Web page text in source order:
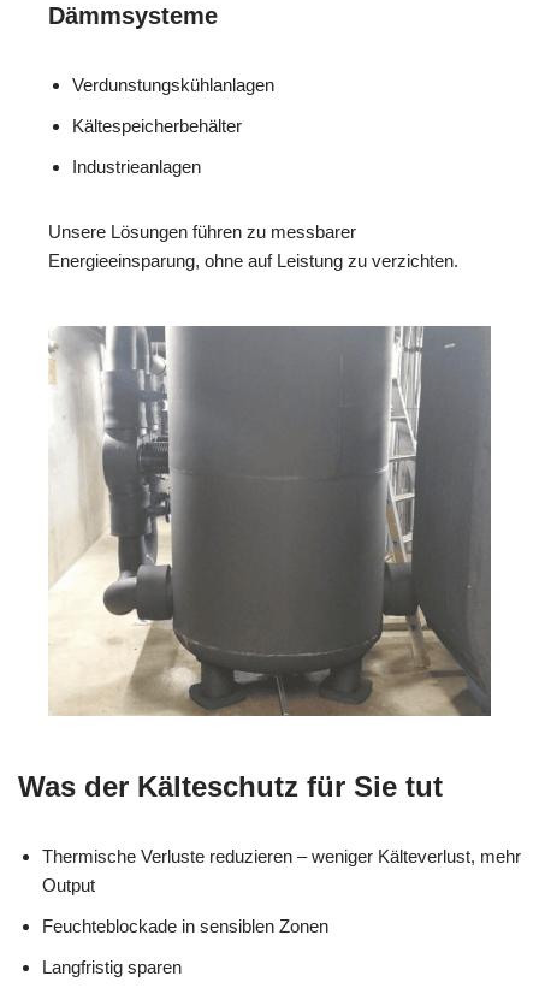
Dämmsysteme
Verdunstungskühlanlagen
Kältespeicherbehälter
Industrieanlagen
Unsere Lösungen führen zu messbarer
Energieeinsparung, ohne auf Leistung zu verzichten.
Was der Kälteschutz für Sie tut
Thermische Verluste reduzieren – weniger Kälteverlust, mehr
Output
Feuchteblockade in sensiblen Zonen
Langfristig sparen